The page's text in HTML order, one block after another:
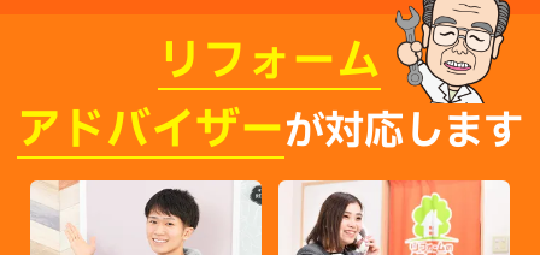
リフォーム
アドバイザーが対応します